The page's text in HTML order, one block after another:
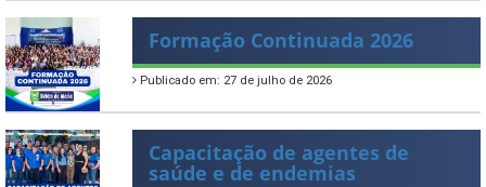
Formação Continuada 2026
Publicado em: 27 de julho de 2026
Capacitação de agentes de
saúde e de endemias